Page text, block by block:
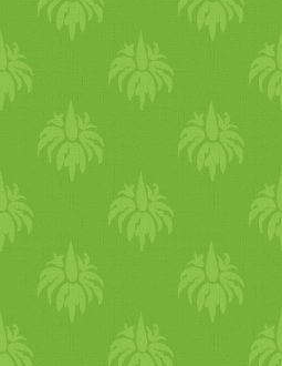
esetén is.
készítsünk
szemölcsre,
Lehet
(D6-C30).